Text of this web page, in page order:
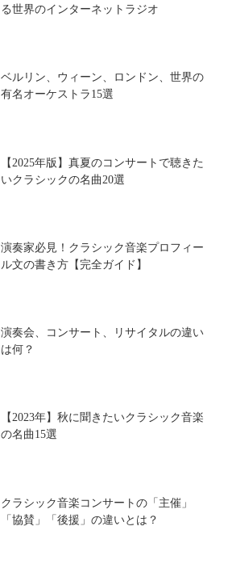
る世界のインターネットラジオ
ベルリン、ウィーン、ロンドン、世界の
有名オーケストラ15選
【2025年版】真夏のコンサートで聴きた
いクラシックの名曲20選
演奏家必見！クラシック音楽プロフィー
ル文の書き方【完全ガイド】
演奏会、コンサート、リサイタルの違い
は何？
【2023年】秋に聞きたいクラシック音楽
の名曲15選
クラシック音楽コンサートの「主催」
「協賛」「後援」の違いとは？